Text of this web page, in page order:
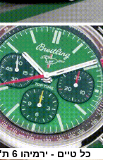
כל טיים - ירמיהו 6 ת"א